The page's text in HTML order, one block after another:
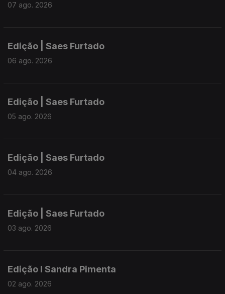
07 ago. 2026
Edição | Saes Furtado
06 ago. 2026
Edição | Saes Furtado
05 ago. 2026
Edição | Saes Furtado
04 ago. 2026
Edição | Saes Furtado
03 ago. 2026
Edição I Sandra Pimenta
02 ago. 2026